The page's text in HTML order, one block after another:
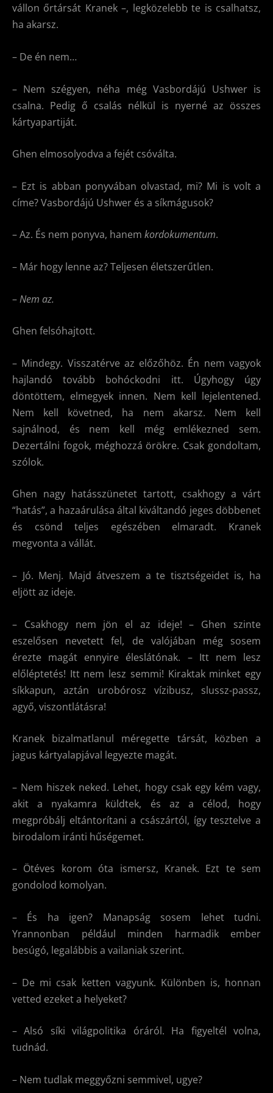
vállon őrtársát Kranek –, legközelebb te is csalhatsz,
ha akarsz.
– De én nem…
– Nem szégyen, néha még Vasbordájú Ushwer is
csalna. Pedig ő csalás nélkül is nyerné az összes
kártyapartiját.
Ghen elmosolyodva a fejét csóválta.
– Ezt is abban ponyvában olvastad, mi? Mi is volt a
címe? Vasbordájú Ushwer és a síkmágusok?
– Az. És nem ponyva, hanem kordokumentum.
– Már hogy lenne az? Teljesen életszerűtlen.
–Nem az.
Ghen felsóhajtott.
– Mindegy. Visszatérve az előzőhöz. Én nem vagyok
hajlandó tovább bohóckodni itt. Úgyhogy úgy
döntöttem, elmegyek innen. Nem kell lejelentened.
Nem kell követned, ha nem akarsz. Nem kell
sajnálnod, és nem kell még emlékezned sem.
Dezertálni fogok, méghozzá örökre. Csak gondoltam,
szólok.
Ghen nagy hatásszünetet tartott, csakhogy a várt
“hatás”, a hazaárulása által kiváltandó jeges döbbenet
és csönd teljes egészében elmaradt. Kranek
megvonta a vállát.
– Jó. Menj. Majd átveszem a te tisztségeidet is, ha
eljött az ideje.
– Csakhogy nem jön el az ideje! – Ghen szinte
eszelősen nevetett fel, de valójában még sosem
érezte magát ennyire éleslátónak. – Itt nem lesz
előléptetés! Itt nem lesz semmi! Kiraktak minket egy
síkkapun, aztán urobórosz vízibusz, slussz-passz,
agyő, viszontlátásra!
Kranek bizalmatlanul méregette társát, közben a
jagus kártyalapjával legyezte magát.
– Nem hiszek neked. Lehet, hogy csak egy kém vagy,
akit a nyakamra küldtek, és az a célod, hogy
megpróbálj eltántorítani a császártól, így tesztelve a
birodalom iránti hűségemet.
– Ötéves korom óta ismersz, Kranek. Ezt te sem
gondolod komolyan.
– És ha igen? Manapság sosem lehet tudni.
Yrannonban például minden harmadik ember
besúgó, legalábbis a vailaniak szerint.
– De mi csak ketten vagyunk. Különben is, honnan
vetted ezeket a helyeket?
– Alsó síki világpolitika óráról. Ha figyeltél volna,
tudnád.
– Nem tudlak meggyőzni semmivel, ugye?